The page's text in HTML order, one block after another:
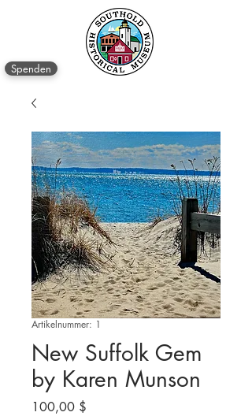
Spenden
Artikelnummer: 1
New Suffolk Gem
by Karen Munson
100,00 $